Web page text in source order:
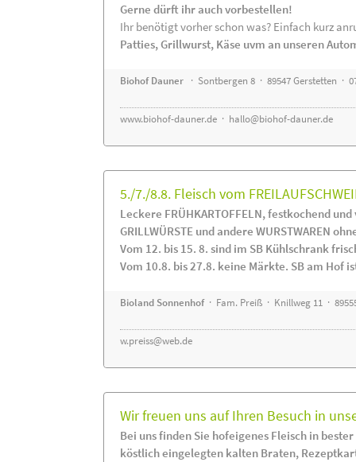
Gerne dürft ihr auch vorbestellen!
Ihr benötigt vorher schon was? Einfach kurz
Patties, Grillwurst, Käse uvm an unseren
Biohof Dauner · Sontbergen 8 · 89547 Gerstetten ·
www.biohof-dauner.de · hallo@biohof-dauner.de
5./7./8.8. Fleisch vom
Leckere FRÜHKARTOFFELN, festkochend
GRILLWÜRSTE und andere WURSTWAREN
Vom 12. bis 15. 8. sind im SB Kühlschrank
Vom 10.8. bis 27.8. keine Märkte. SB am Hof
Bioland Sonnenhof· Fam. Preiß · Knillweg 11 ·
w.preiss@web.de
Wir freuen uns auf Ihren Besuch in
Bei uns finden Sie hofeigenes Fleisch in
köstlich eingelegten kalten Braten,